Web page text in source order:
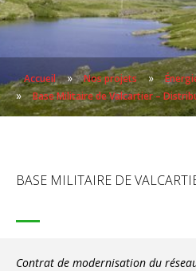
Accueil » Nos projets »
» Base Militaire de Valcartier –
BASE MILITAIRE DE
Contrat de modernisation du